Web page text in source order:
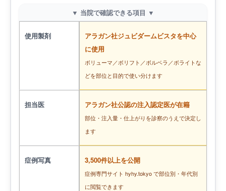
▼ 当院で確認できる項目 ▼
使用製剤
アラガン社ジュビダームビスタを中心
に使用
ボリューマ／ボリフト／ボルベラ／ボライトな
どを部位と目的で使い分けます
担当医 アラガン社公認の注入認定医が在籍
部位・注入量・仕上がりを診察のうえで決定し
ます
症例写真 3,500件以上を公開
症例専門サイト hyhy.tokyo で部位別・年代別
に閲覧できます